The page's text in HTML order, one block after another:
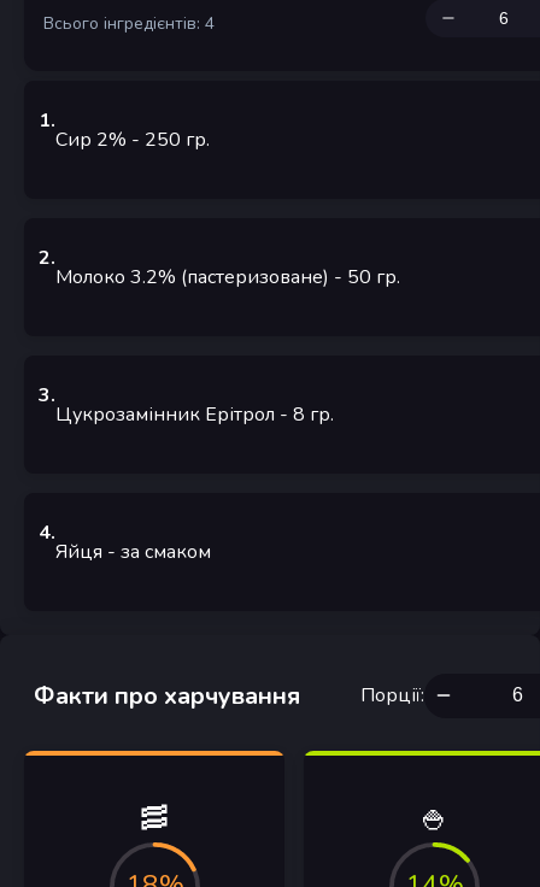
Всього інгредієнтів: 4
1.
Сир 2% - 250 гр.
2.
Молоко 3.2% (пастеризоване) - 50 гр.
3.
Цукрозамінник Ерітрол - 8 гр.
4.
Яйця - за смаком
Факти про харчування Порції:
🥓 🍚